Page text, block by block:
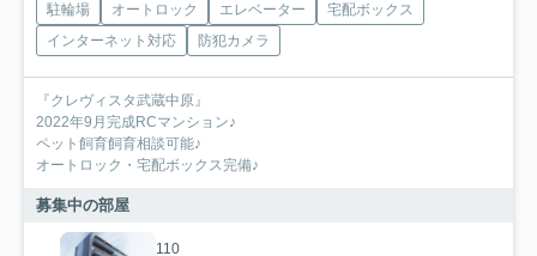
駐輪場 オートロック エレベーター
宅配ボックス
インターネット対応
防犯カメラ
『クレヴィスタ武蔵中原』
2022年9月完成RCマンション♪
ペット飼育飼育相談可能♪
オートロック・宅配ボックス完備♪
募集中の部屋
110